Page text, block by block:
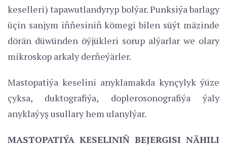
keselleri) tapawutlandyryp bolýar. Punksiýa barlagy
üçin sanjym iňňesiniň kömegi bilen süýt mäzinde
dörän düwünden öýjükleri sorup alýarlar we olary
mikroskop arkaly derňeýärler.
Mastopatiýa keselini anyklamakda kynçylyk ýüze
çyksa, duktografiýa, doplerosonografiýa ýaly
anyklaýyş usullary hem ulanylýar.
MASTOPATIÝA KESELINIŇ BEJERGISI NÄHILI